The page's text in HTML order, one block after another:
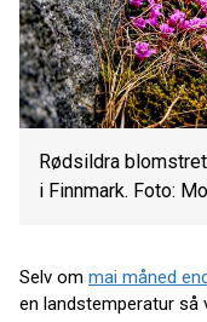
Rødsildra
i Finnmark. Foto:
Selv om mai måned
en landstemperatur så